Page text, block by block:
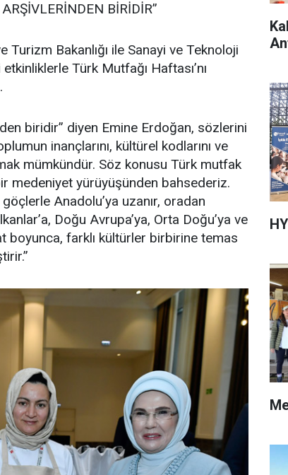
BİRİDİR”
Turizm Bakanlığı ile Sanayi ve Teknoloji
Türk Mutfağı Haftası’nı
biridir” diyen Emine Erdoğan, sözlerini
inançlarını, kültürel kodlarını ve
mümkündür. Söz konusu Türk mutfak
medeniyet yürüyüşünden bahsederiz.
göçlerle Anadolu’ya uzanır, oradan
Doğu Avrupa’ya, Orta Doğu’ya ve
boyunca, farklı kültürler birbirine temas